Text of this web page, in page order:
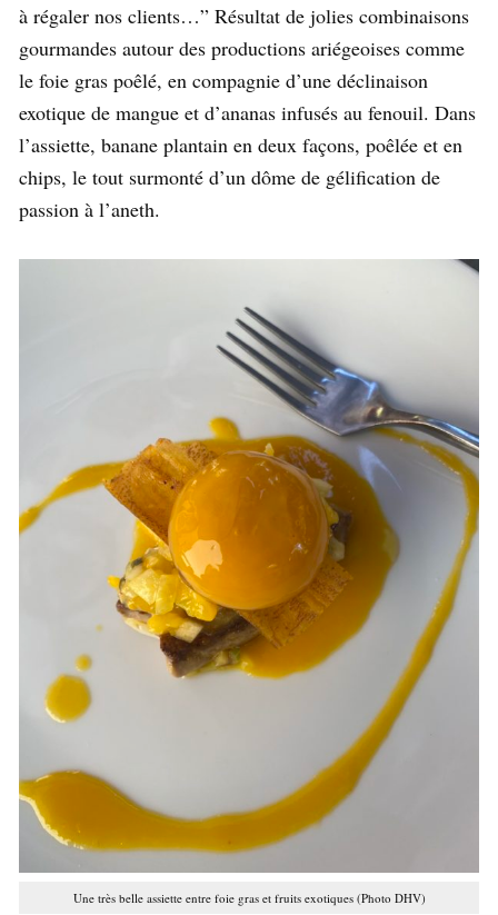
à régaler nos clients…” Résultat de jolies combinaisons
gourmandes autour des productions ariégeoises comme
le foie gras poêlé, en compagnie d’une déclinaison
exotique de mangue et d’ananas infusés au fenouil. Dans
l’assiette, banane plantain en deux façons, poêlée et en
chips, le tout surmonté d’un dôme de gélification de
passion à l’aneth.
Une très belle assiette entre foie gras et fruits exotiques (Photo DHV)